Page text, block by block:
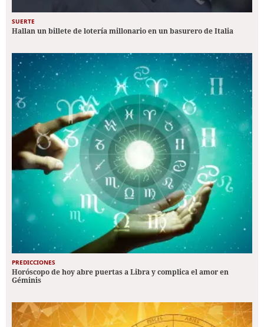
SUERTE
Hallan un billete de lotería millonario en un basurero de Italia
PREDICCIONES
Horóscopo de hoy abre puertas a Libra y complica el amor en
Géminis